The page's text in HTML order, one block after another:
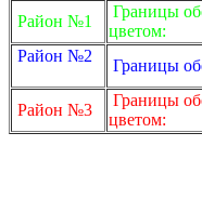
Район №1
Границы
цветом:
Район №2
Границы
Район №3
Границы
цветом: